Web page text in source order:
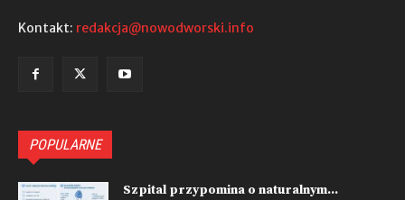
Kontakt: redakcja@nowodworski.info
POPULARNE
Szpital przypomina o naturalnym...